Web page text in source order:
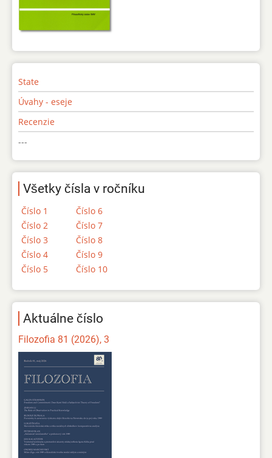
State
Úvahy - eseje
Recenzie
---
Všetky čísla v ročníku
Číslo 1
Číslo 2
Číslo 3
Číslo 4
Číslo 5
Číslo 6
Číslo 7
Číslo 8
Číslo 9
Číslo 10
Aktuálne číslo
Filozofia 81 (2026), 3